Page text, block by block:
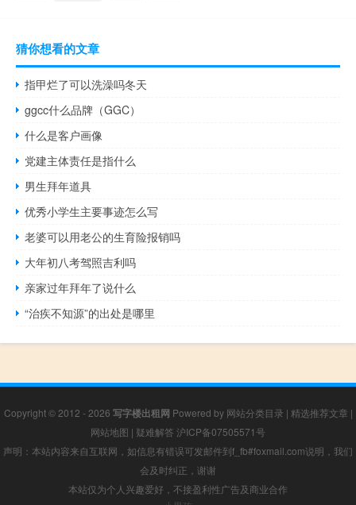
猜你想看的文章
指甲烂了可以洗澡吗冬天
ggcc什么品牌（GGC）
什么是客户画像
党建主体责任是指什么
男生拜年道具
优秀小学生主要事迹怎么写
老婆可以用老公的生育险报销吗
大年初八考驾照吉利吗
亲家过年拜年了说什么
“治疾不知源”的出处是哪里
Copyright © 2012 - 2026 写字楼出租网 Powered by 网站分类目录 | 精选推荐文章 |
网站地图 | 疑难解答 沪ICP备07505571号
声明：本站内容来自互联网，如信息有错误可发邮件到f_fb#foxmail.com说明，我们
会及时纠正，谢谢
本站仅为个人兴趣爱好，不接盈利性广告及商业合作